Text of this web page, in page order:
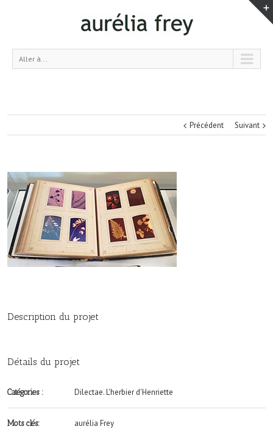
Aller à...
Précédent Suivant
Description du projet
Détails du projet
Catégories : Dilectae. L'herbier d'Henriette
Mots clés:
aurélia Frey